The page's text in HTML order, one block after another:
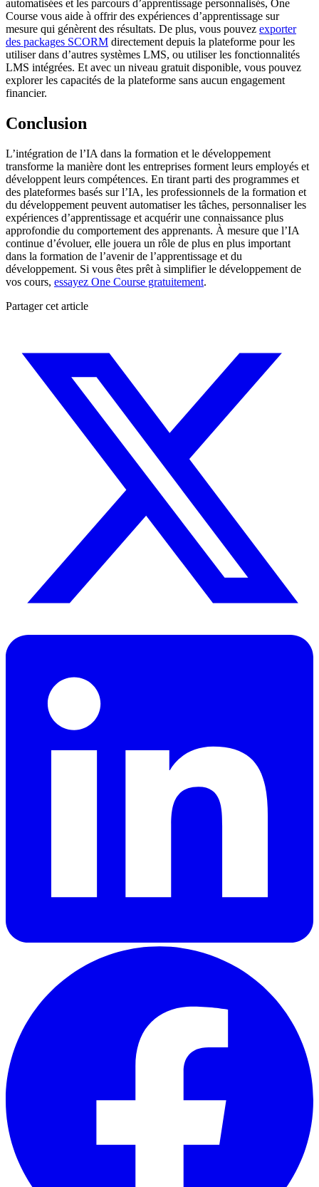
automatisées et les parcours d’apprentissage personnalisés, One
Course vous aide à offrir des expériences d’apprentissage sur
mesure qui génèrent des résultats. De plus, vous pouvez exporter
des packages SCORM directement depuis la plateforme pour les
utiliser dans d’autres systèmes LMS, ou utiliser les fonctionnalités
LMS intégrées. Et avec un niveau gratuit disponible, vous pouvez
explorer les capacités de la plateforme sans aucun engagement
financier.
Conclusion
L’intégration de l’IA dans la formation et le développement
transforme la manière dont les entreprises forment leurs employés et
développent leurs compétences. En tirant parti des programmes et
des plateformes basés sur l’IA, les professionnels de la formation et
du développement peuvent automatiser les tâches, personnaliser les
expériences d’apprentissage et acquérir une connaissance plus
approfondie du comportement des apprenants. À mesure que l’IA
continue d’évoluer, elle jouera un rôle de plus en plus important
dans la formation de l’avenir de l’apprentissage et du
développement. Si vous êtes prêt à simplifier le développement de
vos cours, essayez One Course gratuitement.
Partager cet article